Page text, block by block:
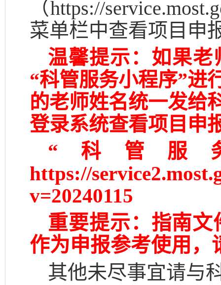
（https://
菜单栏中查看项目申
温馨提示：如果
“科管服务小程序”进
的老师姓名统一发给
登录系统查看项目申
“科管服
https://
v=20240115
重要提示：指南
作为申报参考使用，
其他未尽事宜请与